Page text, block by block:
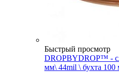
Быстрый просмотр
DROPBYDROP™ -
мм\ 44mil \ бухта 100